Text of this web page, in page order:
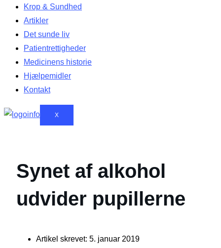
Krop & Sundhed
Artikler
Det sunde liv
Patientrettigheder
Medicinens historie
Hjælpemidler
Kontakt
X
Synet af alkohol
udvider pupillerne
Artikel skrevet: 5. januar 2019